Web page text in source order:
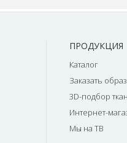
ПРОДУКЦИЯ
Каталог
Заказать
3D-подбор
Интернет-
Мы на ТВ